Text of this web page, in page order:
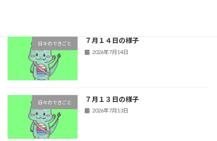
日々のできごと ７月１４日の様子
2026年7月14日
日々のできごと ７月１３日の様子
2026年7月13日